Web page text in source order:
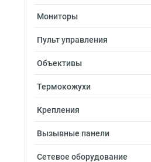
Мониторы
Пульт управления
Объективы
Термокожухи
Крепления
Вызывные панели
Сетевое оборудование